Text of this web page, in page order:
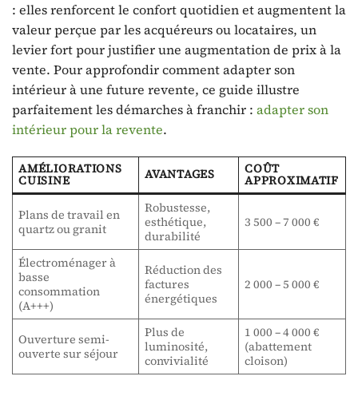
: elles renforcent le confort quotidien et augmentent la
valeur perçue par les acquéreurs ou locataires, un
levier fort pour justifier une augmentation de prix à la
vente. Pour approfondir comment adapter son
intérieur à une future revente, ce guide illustre
parfaitement les démarches à franchir : adapter son
intérieur pour la revente.
AMÉLIORATIONS
CUISINE AVANTAGES COÛT
APPROXIMATIF
Plans de travail en
quartz ou granit
Robustesse,
esthétique,
durabilité
3 500 – 7 000 €
Électroménager à
basse
consommation
(A+++)
Réduction des
factures
énergétiques
2 000 – 5 000 €
Ouverture semi-
ouverte sur séjour
Plus de
luminosité,
convivialité
1 000 – 4 000 €
(abattement
cloison)